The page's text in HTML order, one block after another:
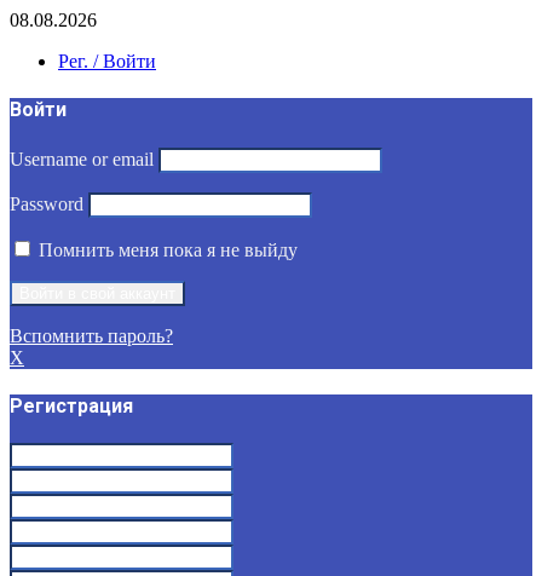
08.08.2026
Рег. / Войти
Войти
Username or email
Password
Помнить меня пока я не выйду
Вспомнить пароль?
X
Регистрация